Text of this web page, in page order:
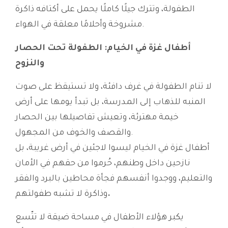
الطفولة، وتترك جيلًا كاملًا يحمل على أكتافه ذاكرة
مشروخة وأحلامًا معلقة في الهواء.
أطفال غزة في الخيام: الطفولة تحت الحصار
والنزوح
لا تنام الطفولة في غرف دافئة، ولا تستيقظ على صوت
المنبه للذهاب إلى المدرسة، بل تبدأ يومها على أرض
خيمة مهترئة، وتعيش تفاصيلها بين الحصار
والقصف والخوف من المجهول.
أطفال غزة في الخيام ليسوا لاجئين في أرض غريبة، بل
نازحين داخل وطنهم، حُرموا من حقهم في الأمان
والتعليم، ووجدوا أنفسهم فجأة محاطين بالبرد والفقر
وذاكرة لا تشبه طفولتهم.
يكبر هؤلاء الأطفال في مساحة ضيقة لا تتّسع